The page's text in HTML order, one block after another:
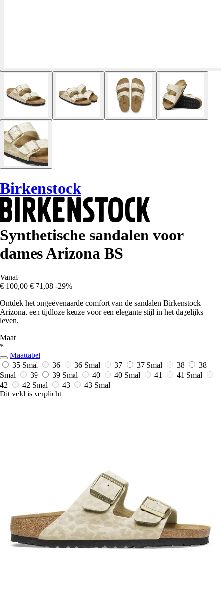
Birkenstock
Synthetische sandalen voor
dames Arizona BS
Vanaf
€ 100,00 € 71,08 -29%
Ontdek het ongeëvenaarde comfort van de sandalen Birkenstock
Arizona, een tijdloze keuze voor een elegante stijl in het dagelijks
leven.
Maat
*
Maattabel
35 Smal
36 36 Smal 37 37 Smal 38
38
Smal
39 39 Smal 40 40 Smal 41
41 Smal
42
42 Smal 43
43 Smal
Dit veld is verplicht